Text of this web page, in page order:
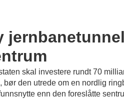
skal investere rundt 70
bør den utrede om en nordlig
enn den foreslåtte